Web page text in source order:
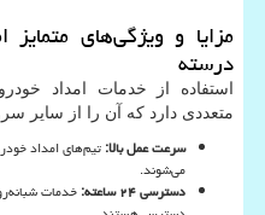
مزایا و ویژگی‌های
درسته
استفاده از خدمات امداد
متعددی دارد که آن را از سایر
سرعت عمل بالا:تیم‌های امداد
می‌شوند.
دسترسی۲۴ساعته:خدمات